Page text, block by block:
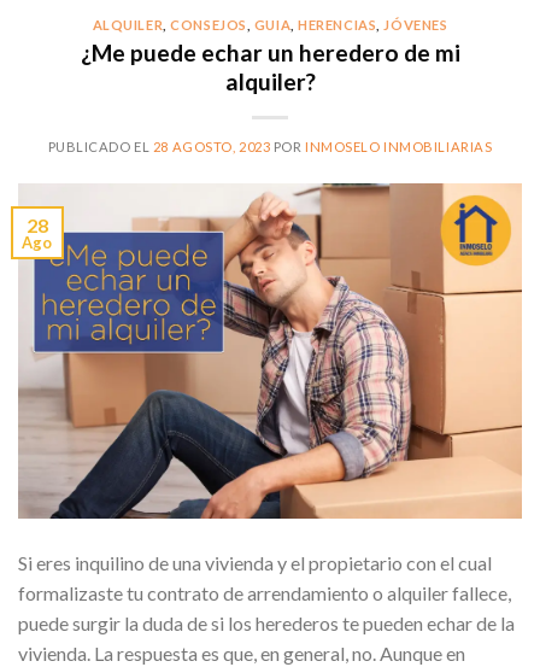
ALQUILER ,CONSEJOS GUIA ,HERENCIAS JÓVENES
¿Me puede echar un heredero de mi
alquiler?
PUBLICADO EL 28 AGOSTO, 2023 POR INMOSELO INMOBILIARIAS
28
Ago
Si eres inquilino de una vivienda y el propietario con el cual
formalizaste tu contrato de arrendamiento o alquiler fallece,
puede surgir la duda de si los herederos te pueden echar de la
vivienda. La respuesta es que, en general, no. Aunque en